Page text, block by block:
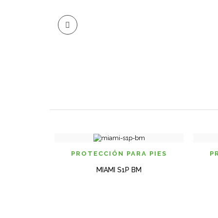
VISTA RAPIDA
PROTECCIÓN PARA PIES
MIAMI S1P BM